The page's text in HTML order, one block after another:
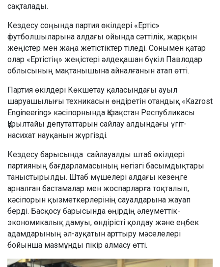
сақталады.
Кездесу соңында партия өкілдері «Ертіс»
футболшыларына алдағы ойында сәттілік, жарқын
жеңістер мен жаңа жетістіктер тіледі. Сонымен қатар
олар «Ертістің» жеңістері әлдеқашан бүкіл Павлодар
облысының мақтанышына айналғанын атап өтті.
Партия өкілдері Көкшетау қаласындағы ауыл
шаруашылығы техникасын өндіретін отандық «Kazrost
Engineering» кәсіпорнында Қазақстан Республикасы
Құрылтайы депутаттарын сайлау алдындағы үгіт-
насихат науқанын жүргізді.
Кездесу барысында сайлауалды штаб өкілдері
партияның бағдарламасының негізгі басымдықтары
таныстырылды. Штаб мүшелері алдағы кезеңге
арналған бастамалар мен жоспарларға тоқталып,
кәсіпорын қызметкерлерінің сауалдарына жауап
берді. Басқосу барысында өңірдің әлеуметтік-
экономикалық дамуы, өндірісті қолдау және еңбек
адамдарының әл-ауқатын арттыру мәселелері
бойынша мазмұнды пікір алмасу өтті.